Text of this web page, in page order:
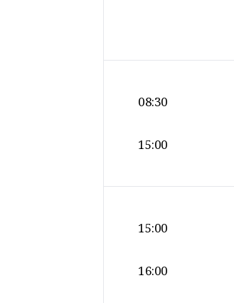
08:30
15:00
15:00
16:00